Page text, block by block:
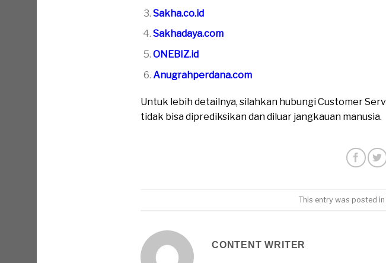
Sakha.co.id
Sakhadaya.com
ONEBIZ.id
Anugrahperdana.com
Untuk lebih detailnya, silahkan hubungi Customer
tidak bisa diprediksikan dan diluar jangkauan manusia.
This entry was posted in
CONTENT WRITER